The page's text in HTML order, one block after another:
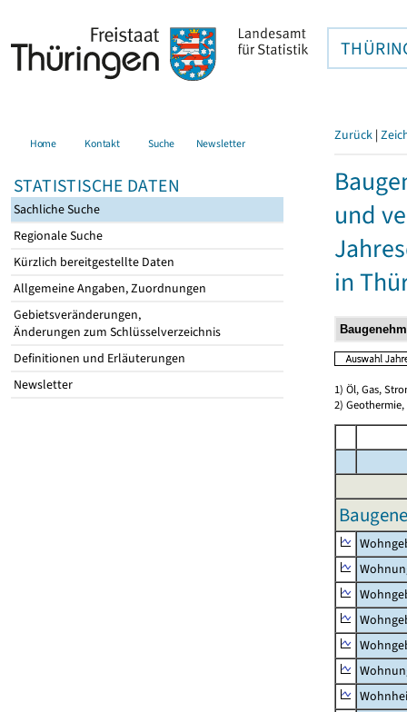
Home Kontakt Suche Newsletter
STATISTISCHE DATEN
Sachliche Suche
Regionale Suche
Kürzlich bereitgestellte Daten
Allgemeine Angaben, Zuordnungen
Gebietsveränderungen,
Änderungen zum Schlüsselverzeichnis
Definitionen und Erläuterungen
Newsletter
Zurück |
und
in
1) Öl, Gas,
2)